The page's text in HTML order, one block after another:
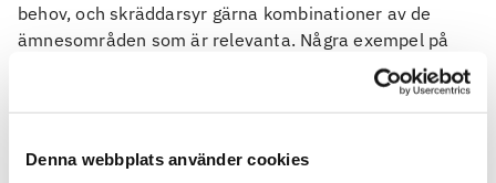
Denna webbplats använder cookies
behov, och skräddarsyr gärna kombinationer av de
ämnesområden som är relevanta. Några exempel på
Livsstil, övergripande
Rörelse / fysisk aktivitet